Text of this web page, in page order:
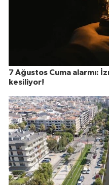
7 Ağustos Cuma alarmı:
kesiliyor!